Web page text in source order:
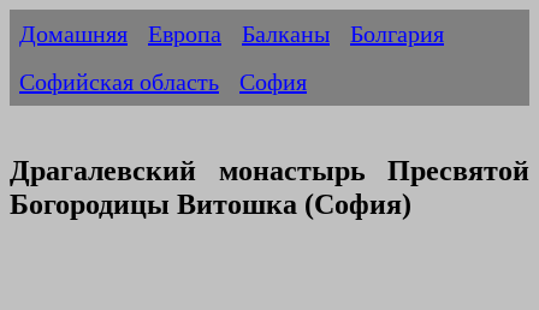
Домашняя Европа Балканы
Болгария
Софийская область
София
Драгалевский монастырь Пресвятой
Богородицы Витошка (София)